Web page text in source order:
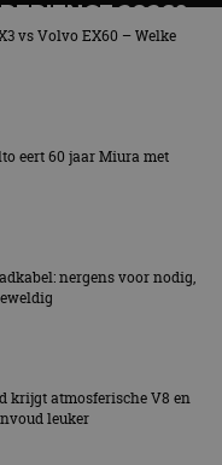
2026?
vs Volvo EX60 – Welke
eert 60 jaar Miura met
nergens voor nodig,
krijgt atmosferische V8 en
leuker